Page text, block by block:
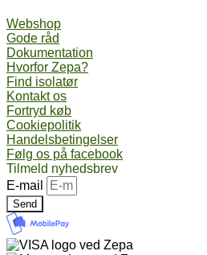
Webshop
Gode råd
Dokumentation
Hvorfor Zepa?
Find isolatør
Kontakt os
Fortryd køb
Cookiepolitik
Handelsbetingelser
Følg os på facebook
Tilmeld nyhedsbrev
E-mail
Send